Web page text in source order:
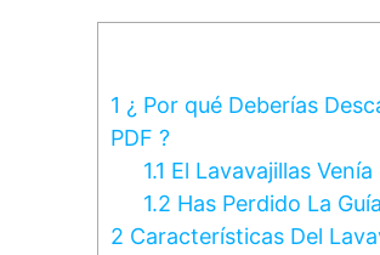
1 ¿ Por qué Deberías
PDF ?
1.1 El Lavavajillas
1.2 Has Perdido La
2 Características Del